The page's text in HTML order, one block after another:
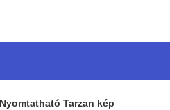
Nyomtatható Tarzan kép